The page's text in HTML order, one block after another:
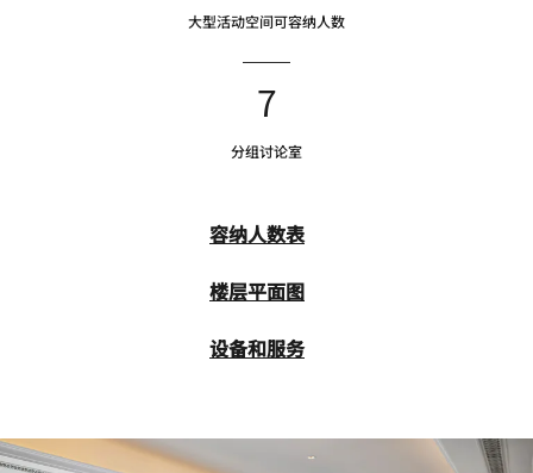
大型活动空间可容纳人数
7
分组讨论室
容纳人数表
楼层平面图
设备和服务